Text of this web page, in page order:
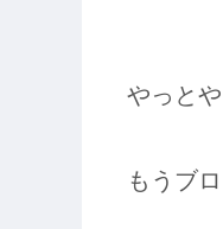
やっと
もうブ